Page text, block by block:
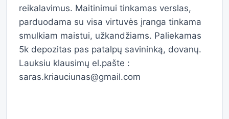
reikalavimus. Maitinimui tinkamas verslas,
parduodama su visa virtuvės įranga tinkama
smulkiam maistui, užkandžiams. Paliekamas
5k depozitas pas patalpų savininką, dovanų.
Lauksiu klausimų el.pašte :
saras.kriauciunas@gmail.com